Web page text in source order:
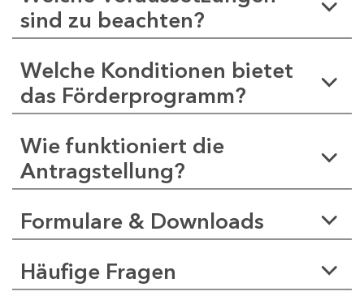
sind zu beachten?
Welche Konditionen bietet
das Förderprogramm?
Wie funktioniert die
Antragstellung?
Formulare & Downloads
Häufige Fragen